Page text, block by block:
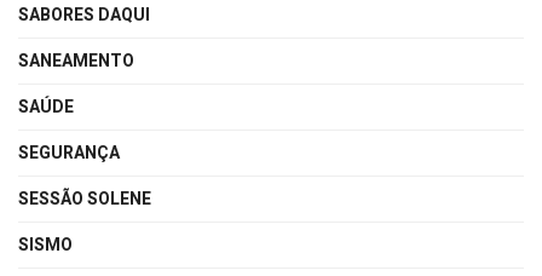
SABORES DAQUI
SANEAMENTO
SAÚDE
SEGURANÇA
SESSÃO SOLENE
SISMO